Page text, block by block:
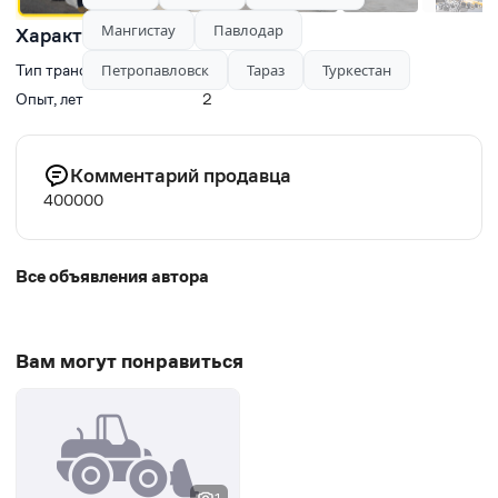
Характеристики
Тип транспорта
Экскаваторы-погрузчики
Опыт, лет
2
Комментарий продавца
400000
Все объявления автора
Вам могут понравиться
Мангистау
Павлодар
Петропавловск
Тараз Туркестан